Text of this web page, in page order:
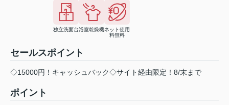
独立洗面台浴室乾燥機ネット使用
料無料
セールスポイント
◇15000円！キャッシュバック◇サイト経由限定！8/末まで
ポイント